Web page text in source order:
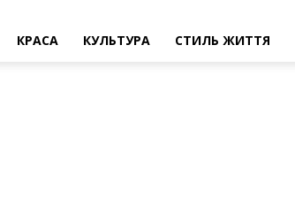
КРАСА КУЛЬТУРА СТИЛЬ ЖИТТЯ